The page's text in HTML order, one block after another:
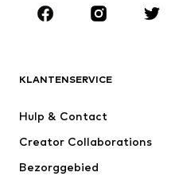
Accessoires
Nieuw
Ondergoed
KLANTENSERVICE
Hulp & Contact
Creator Collaborations
Bezorggebied